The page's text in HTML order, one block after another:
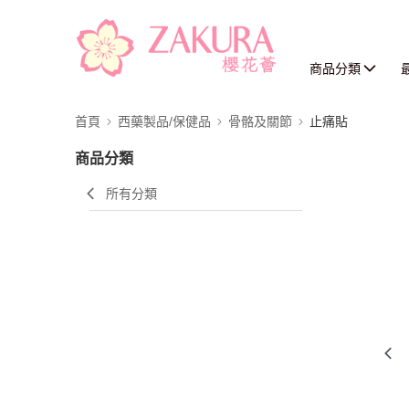
商品分類
首頁 西藥製品/保健品 骨骼及關節 止痛貼
商品分類
所有分類